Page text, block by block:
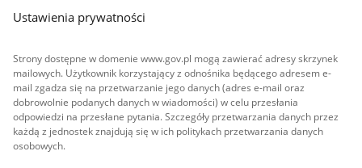
Ustawienia prywatności
Strony dostępne w domenie www.gov.pl mogą zawierać adresy skrzynek
mailowych. Użytkownik korzystający z odnośnika będącego adresem e-
mail zgadza się na przetwarzanie jego danych (adres e-mail oraz
dobrowolnie podanych danych w wiadomości) w celu przesłania
odpowiedzi na przesłane pytania. Szczegóły przetwarzania danych przez
każdą z jednostek znajdują się w ich politykach przetwarzania danych
osobowych.